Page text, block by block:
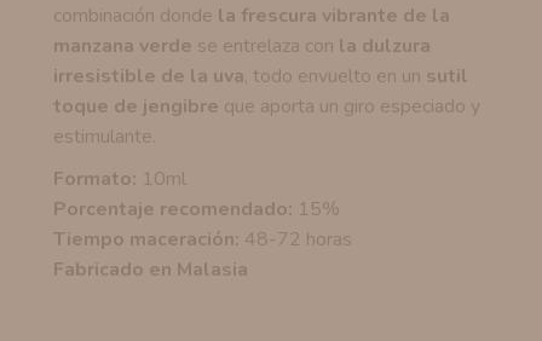
combinación donde la frescura vibrante de la
manzana verde se entrelaza con la dulzura
irresistible de la uva, todo envuelto en un sutil
toque de jengibre que aporta un giro especiado y
estimulante.
Formato: 10ml
Porcentaje recomendado: 15%
Tiempo maceración: 48-72 horas
Fabricado en Malasia